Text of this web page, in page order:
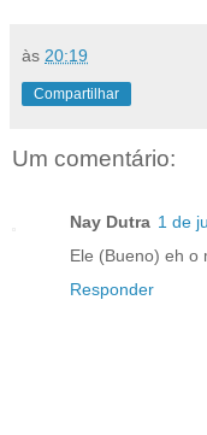
às 20:19
Compartilhar
Um comentário:
Nay Dutra 1 de
Ele (Bueno) eh o
Responder